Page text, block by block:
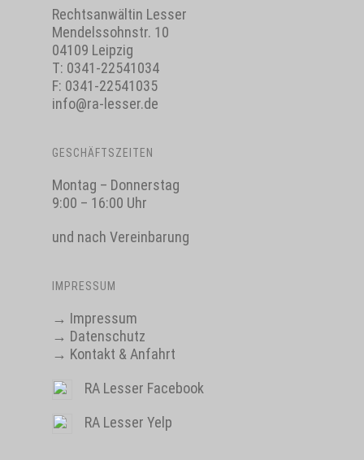
Rechtsanwältin Lesser
Mendelssohnstr. 10
04109 Leipzig
T: 0341-22541034
F: 0341-22541035
info@ra-lesser.de
GESCHÄFTSZEITEN
Montag – Donnerstag
9:00 – 16:00 Uhr
und nach Vereinbarung
IMPRESSUM
→ Impressum
→ Datenschutz
→ Kontakt & Anfahrt
RA Lesser Facebook
RA Lesser Yelp